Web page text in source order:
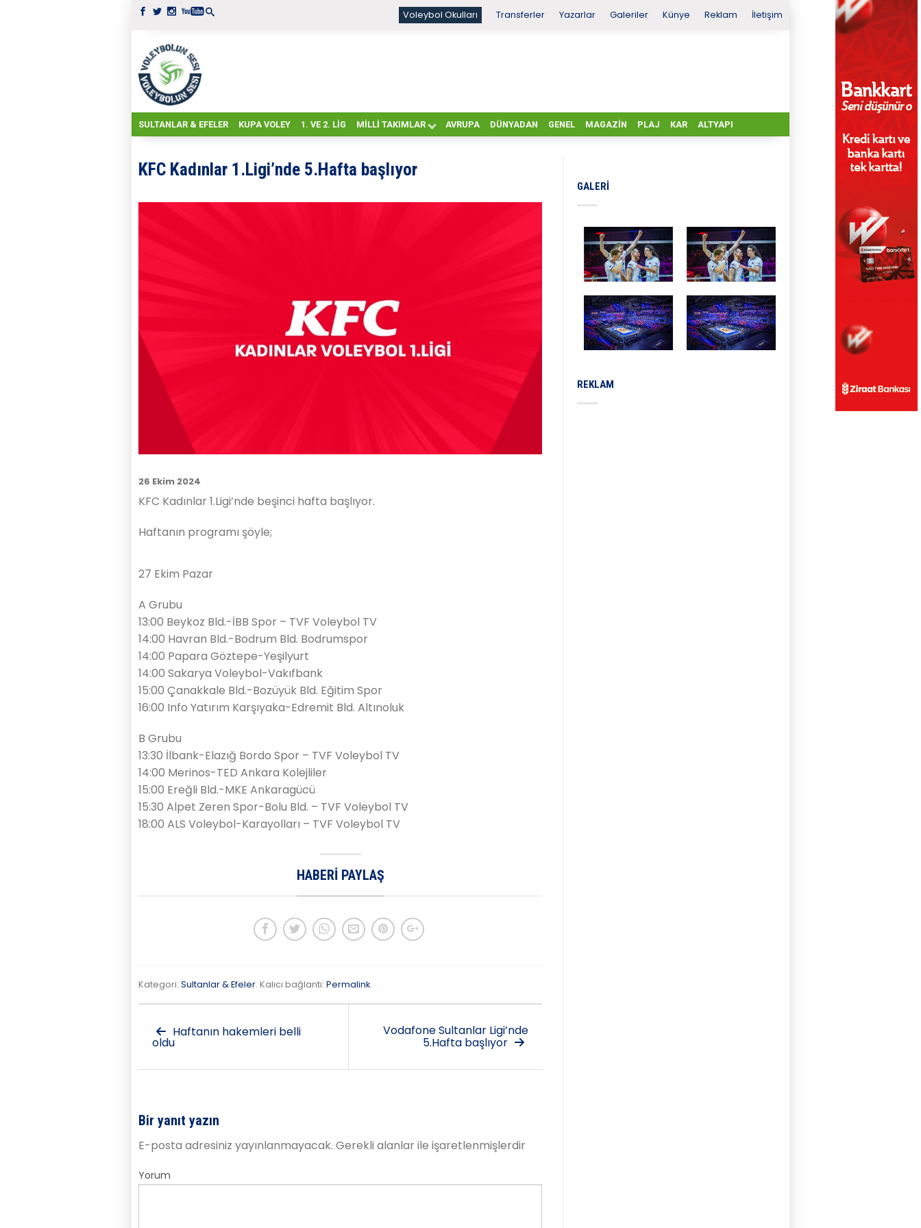
Voleybol Okulları Transferler Yazarlar Galeriler Künye Reklam İletişim
SULTANLAR & EFELER KUPA VOLEY 1. VE 2. LIG MILLI TAKIMLAR AVRUPA DÜNYADAN GENEL MAGAZIN PLAJ KAR ALTYAPI
KFC Kadınlar 1.Ligi’nde 5.Hafta başlıyor
26 Ekim 2024
KFC Kadınlar 1.Ligi’nde beşinci hafta başlıyor.
Haftanın programı şöyle;
27 Ekim Pazar
A Grubu
13:00 Beykoz Bld.-İBB Spor – TVF Voleybol TV
14:00 Havran Bld.-Bodrum Bld. Bodrumspor
14:00 Papara Göztepe-Yeşilyurt
14:00 Sakarya Voleybol-Vakıfbank
15:00 Çanakkale Bld.-Bozüyük Bld. Eğitim Spor
16:00 Info Yatırım Karşıyaka-Edremit Bld. Altınoluk
B Grubu
13:30 İlbank-Elazığ Bordo Spor – TVF Voleybol TV
14:00 Merinos-TED Ankara Kolejliler
15:00 Ereğli Bld.-MKE Ankaragücü
15:30 Alpet Zeren Spor-Bolu Bld. – TVF Voleybol TV
18:00 ALS Voleybol-Karayolları – TVF Voleybol TV
HABERI PAYLAŞ
Kategori: Sultanlar & Efeler. Kalıcı bağlantı: Permalink.
Haftanın hakemleri belli
oldu
Vodafone Sultanlar Ligi’nde
5.Hafta başlıyor
Bir yanıt yazın
E-posta adresiniz yayınlanmayacak. Gerekli alanlar ile işaretlenmişlerdir
Yorum
GALERI
REKLAM